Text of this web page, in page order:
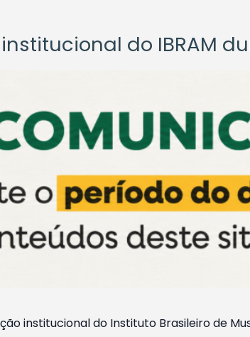
do IBRAM
institucional do Instituto Brasileiro de